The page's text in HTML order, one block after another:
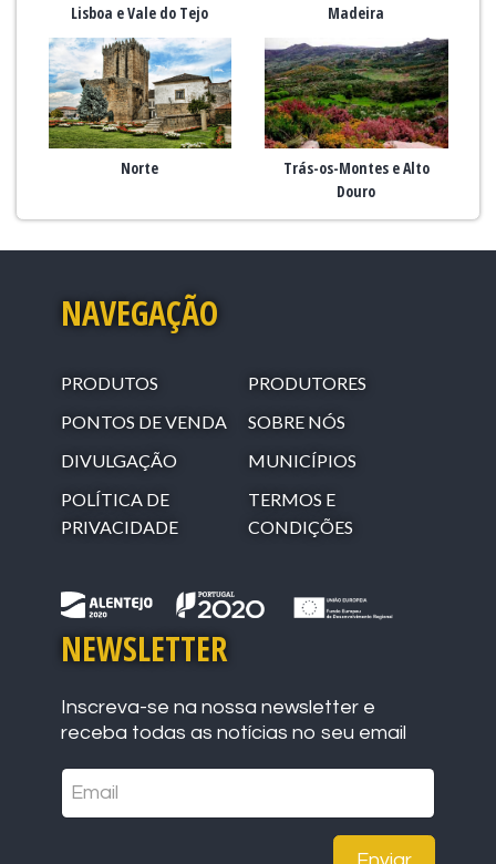
Lisboa e Vale do Tejo Madeira
Norte
Trás-os-Montes e Alto
Douro
NAVEGAÇÃO
PRODUTOS
PRODUTORES
PONTOS DE VENDA
SOBRE NÓS
DIVULGAÇÃO
MUNICÍPIOS
POLÍTICA DE
PRIVACIDADE
TERMOS E
CONDIÇÕES
NEWSLETTER
Inscreva-se na nossa newsletter e
receba todas as notícias no seu email